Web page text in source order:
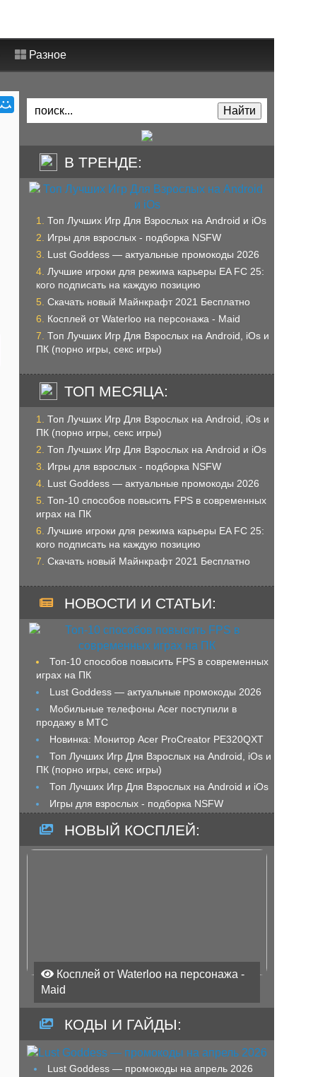
Разное
В ТРЕНДЕ:
Топ Лучших Игр Для Взрослых на Android и iOs
Игры для взрослых - подборка NSFW
Lust Goddess — актуальные промокоды 2026
Лучшие игроки для режима карьеры EA FC 25:
кого подписать на каждую позицию
Скачать новый Майнкрафт 2021 Бесплатно
Косплей от Waterloo на персонажа - Maid
Топ Лучших Игр Для Взрослых на Android, iOs и
ПК (порно игры, секс игры)
ТОП МЕСЯЦА:
Топ Лучших Игр Для Взрослых на Android, iOs и
ПК (порно игры, секс игры)
Топ Лучших Игр Для Взрослых на Android и iOs
Игры для взрослых - подборка NSFW
Lust Goddess — актуальные промокоды 2026
Топ-10 способов повысить FPS в современных
играх на ПК
Лучшие игроки для режима карьеры EA FC 25:
кого подписать на каждую позицию
Скачать новый Майнкрафт 2021 Бесплатно
НОВОСТИ И СТАТЬИ:
Топ-10 способов повысить FPS в современных
играх на ПК
Lust Goddess — актуальные промокоды 2026
Мобильные телефоны Acer поступили в
продажу в МТС
Новинка: Монитор Acer ProCreator PE320QXT
Топ Лучших Игр Для Взрослых на Android, iOs и
ПК (порно игры, секс игры)
Топ Лучших Игр Для Взрослых на Android и iOs
Игры для взрослых - подборка NSFW
НОВЫЙ КОСПЛЕЙ:
Косплей от Waterloo на персонажа -
Maid
КОДЫ И ГАЙДЫ:
Lust Goddess — промокоды на апрель 2026